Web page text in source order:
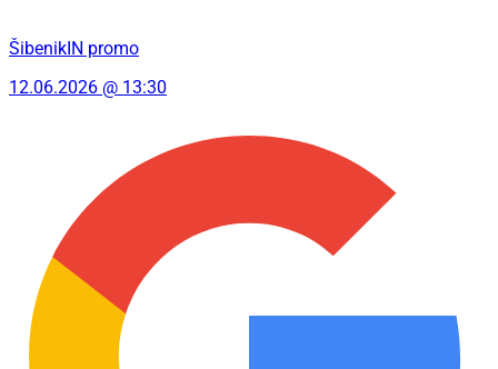
ŠibenikIN promo
12.06.2026 @ 13:30